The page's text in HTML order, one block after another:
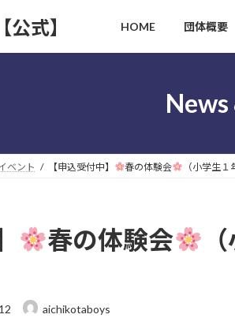
式】 HOME 団体概要
ベント 【申込受付中】 春の体験会 （小学生１
春の体験会
aichikotaboys